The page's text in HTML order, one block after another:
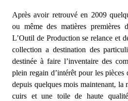
Après avoir retrouvé en 2009
ou même des matières premières
L’Outil de Production se relance et
collection a destination des
destinée à faire l’inventaire des
plein regain d’intérêt pour les pièces
depuis quelques mois maintenant, la
cuirs et une toile de haute